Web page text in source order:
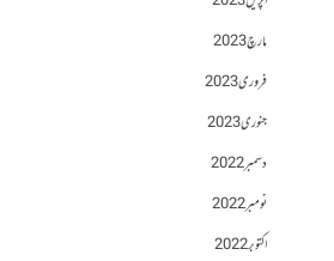
مارچ 2023
فروری 2023
جنوری 2023
دسمبر 2022
نومبر 2022
اکتوبر 2022